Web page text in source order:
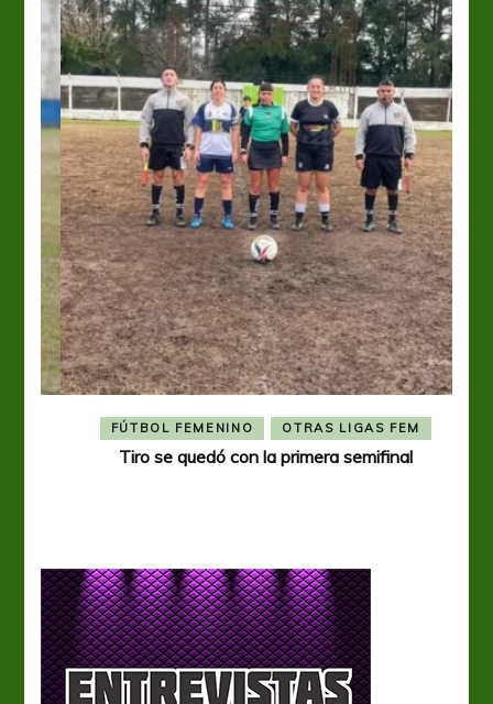
FÚTBOL FEMENINO OTRAS LIGAS FEM
Tiro se quedó con la primera semifinal